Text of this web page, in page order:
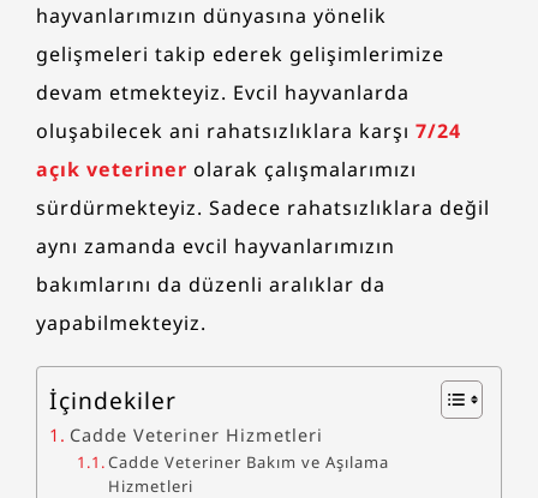
hayvanlarımızın dünyasına yönelik
gelişmeleri takip ederek gelişimlerimize
devam etmekteyiz. Evcil hayvanlarda
oluşabilecek ani rahatsızlıklara karşı 7/24
açık veteriner olarak çalışmalarımızı
sürdürmekteyiz. Sadece rahatsızlıklara değil
aynı zamanda evcil hayvanlarımızın
bakımlarını da düzenli aralıklar da
yapabilmekteyiz.
İçindekiler
Cadde Veteriner Hizmetleri
Cadde Veteriner Bakım ve Aşılama
Hizmetleri